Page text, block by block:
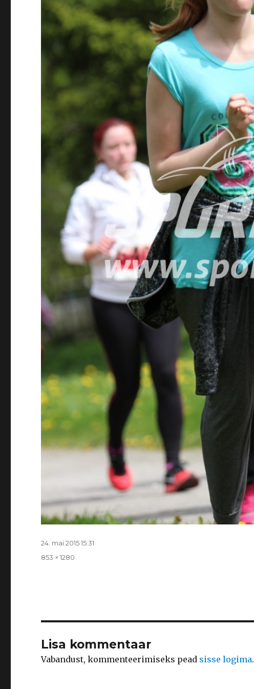
Postitatud
24. mai 2015 15:31
Täissuurus
853 × 1280
Lisa kommentaar
Vabandust, kommenteerimiseks pead sisse logima.